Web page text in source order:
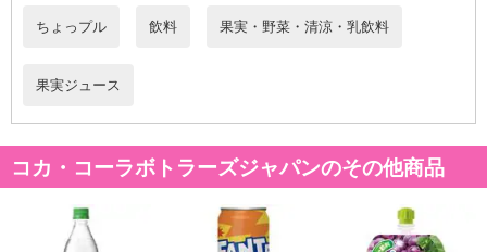
伝票番号がマイページに表示されない場合もございます。
※配送日時の指定が可能な商品の場合、商品によってご指定できる
配送日、配送時間が異なる可能性がございます。
カート機能をご利用の場合は、配送日時指定をご利用いただけませ
ん。
発送日カレンダー
ちょっプル 飲料 果実・野菜・清涼・乳飲料
果実ジュース
コカ・コーラボトラーズジャパンのその他商品